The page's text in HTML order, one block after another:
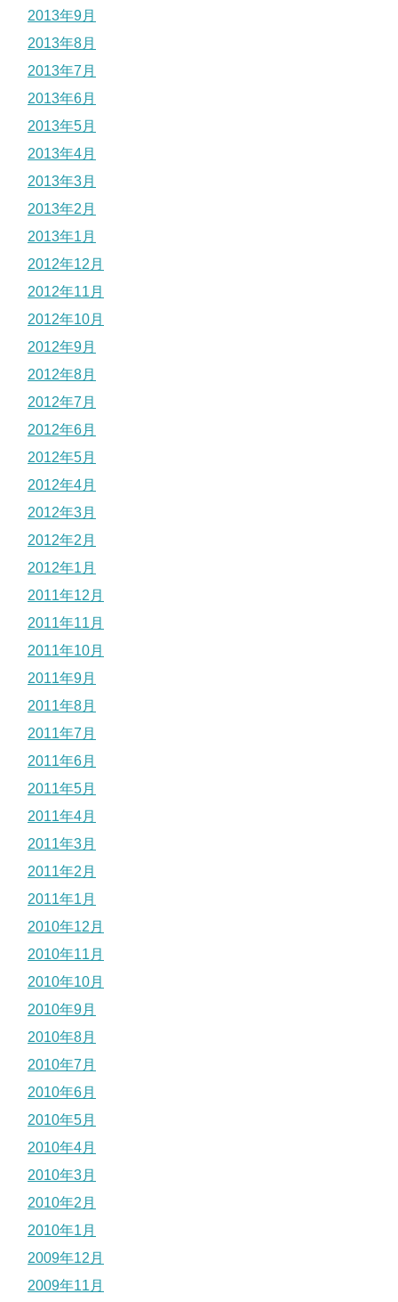
2013年9月
2013年8月
2013年7月
2013年6月
2013年5月
2013年4月
2013年3月
2013年2月
2013年1月
2012年12月
2012年11月
2012年10月
2012年9月
2012年8月
2012年7月
2012年6月
2012年5月
2012年4月
2012年3月
2012年2月
2012年1月
2011年12月
2011年11月
2011年10月
2011年9月
2011年8月
2011年7月
2011年6月
2011年5月
2011年4月
2011年3月
2011年2月
2011年1月
2010年12月
2010年11月
2010年10月
2010年9月
2010年8月
2010年7月
2010年6月
2010年5月
2010年4月
2010年3月
2010年2月
2010年1月
2009年12月
2009年11月